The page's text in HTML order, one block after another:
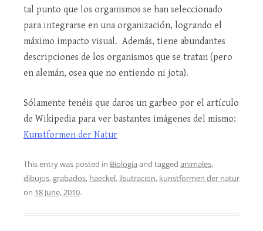
tal punto que los organismos se han seleccionado
para integrarse en una organización, logrando el
máximo impacto visual. Además, tiene abundantes
descripciones de los organismos que se tratan (pero
en alemán, osea que no entiendo ni jota).
Sólamente tenéis que daros un garbeo por el artículo
de Wikipedia para ver bastantes imágenes del mismo:
Kunstformen der Natur
This entry was posted in Biología and tagged animales,
dibujos,grabados, haeckel, ilsutracion, kunstformen der natur
on 18 June, 2010.